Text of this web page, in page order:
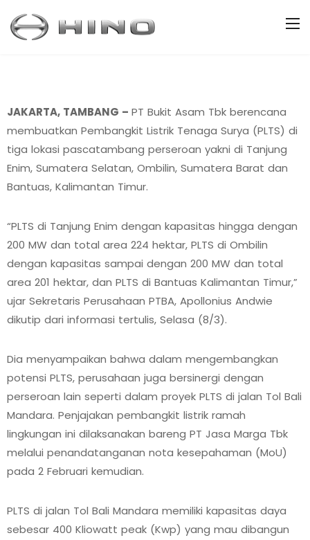
JAKARTA, TAMBANG – PT Bukit Asam Tbk berencana
membuatkan Pembangkit Listrik Tenaga Surya (PLTS) di
tiga lokasi pascatambang perseroan yakni di Tanjung
Enim, Sumatera Selatan, Ombilin, Sumatera Barat dan
Bantuas, Kalimantan Timur.
“PLTS di Tanjung Enim dengan kapasitas hingga dengan
200 MW dan total area 224 hektar, PLTS di Ombilin
dengan kapasitas sampai dengan 200 MW dan total
area 201 hektar, dan PLTS di Bantuas Kalimantan Timur,”
ujar Sekretaris Perusahaan PTBA, Apollonius Andwie
dikutip dari informasi tertulis, Selasa (8/3).
Dia menyampaikan bahwa dalam mengembangkan
potensi PLTS, perusahaan juga bersinergi dengan
perseroan lain seperti dalam proyek PLTS di jalan Tol Bali
Mandara. Penjajakan pembangkit listrik ramah
lingkungan ini dilaksanakan bareng PT Jasa Marga Tbk
melalui penandatanganan nota kesepahaman (MoU)
pada 2 Februari kemudian.
PLTS di jalan Tol Bali Mandara memiliki kapasitas daya
sebesar 400 Kliowatt peak (Kwp) yang mau dibangun